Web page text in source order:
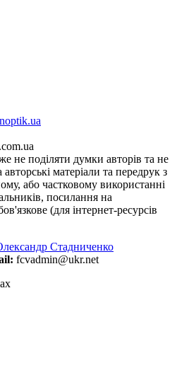
не поділяти думки авторів та не
авторські матеріали та передрук з
або частковому використанні
посилання на
(для інтернет-ресурсів
Стадниченко
fcvadmin@ukr.net